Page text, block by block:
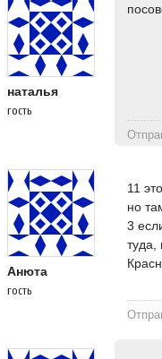
наталья
гость
Анюта
гость
11
но
3